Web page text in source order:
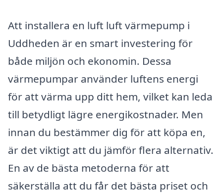
Att installera en luft luft värmepump i
Uddheden är en smart investering för
både miljön och ekonomin. Dessa
värmepumpar använder luftens energi
för att värma upp ditt hem, vilket kan leda
till betydligt lägre energikostnader. Men
innan du bestämmer dig för att köpa en,
är det viktigt att du jämför flera alternativ.
En av de bästa metoderna för att
säkerställa att du får det bästa priset och